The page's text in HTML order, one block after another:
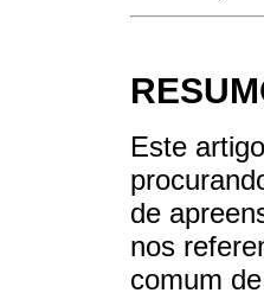
Este
de
nos
comum